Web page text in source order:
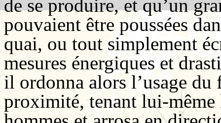
de se produire, et qu’un
pouvaient être poussées
quai, ou tout simplement
mesures énergiques et
il ordonna alors l’usage
proximité, tenant lui-